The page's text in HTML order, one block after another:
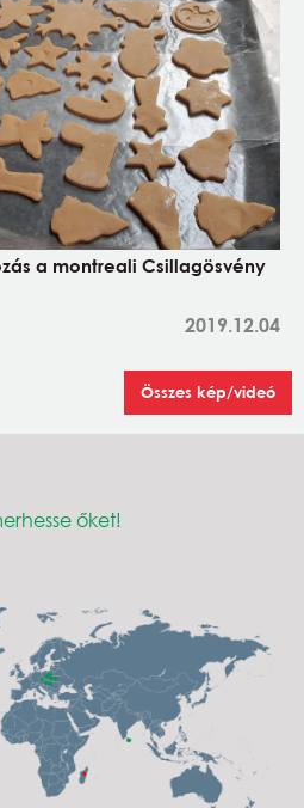
a montreali Csillagösvény
2019.12.04
Összes kép/videó
őket!